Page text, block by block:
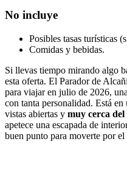
No incluye
Posibles tasas turísticas
Comidas y bebidas.
Si llevas tiempo mirando algo
esta oferta. El Parador de
para viajar en julio de 2026,
con tanta personalidad. Está
vistas abiertas y muy cerca del
apetece una escapada de
buen punto para moverte por